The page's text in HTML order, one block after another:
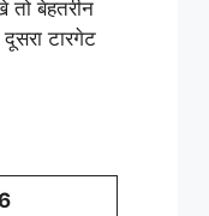
तो बेहतरीन
टारगेट